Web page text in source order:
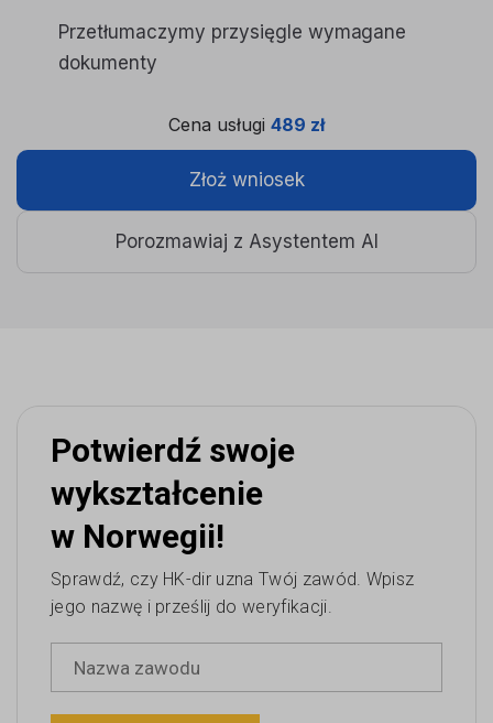
Przetłumaczymy przysięgle wymagane
dokumenty
Cena usługi 489 zł
Złoż wniosek
Porozmawiaj z Asystentem AI
Potwierdź swoje
wykształcenie
w Norwegii!
Sprawdź, czy HK-dir uzna Twój zawód. Wpisz
jego nazwę i prześlij do weryfikacji.